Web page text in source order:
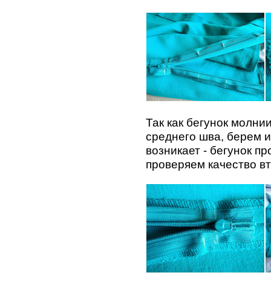
Так как бегунок
среднего шва, берем
возникает - бегунок
проверяем качество